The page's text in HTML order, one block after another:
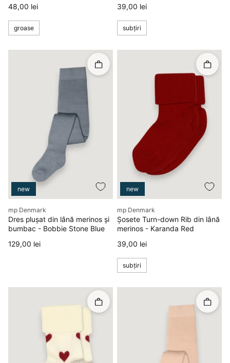
Preț
48,00 lei
groase
Preț
39,00 lei
subțiri
Dres plușat din lână merinos și
bumbac - Bobbie Stone Blue
new
Rapid în coș
Producător
mp Denmark
Preț
129,00 lei
Șosete Turn-down Rib din lână
merinos - Karanda Red
new
Rapid
Producător
mp Denmark
Preț
39,00 lei
subțiri
Rapid în coș Rapid